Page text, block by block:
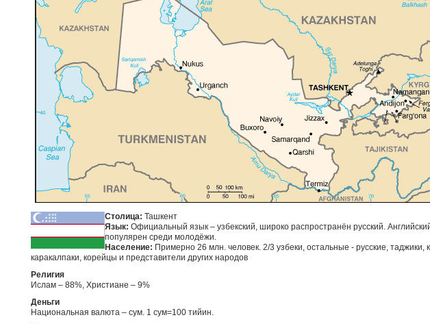
Столица: Ташкент
Язык: Официальный язык – узбекский, широко распространён русский.
популярен среди молодёжи.
Население: Примерно 26 млн. человек. 2/3 узбеки, остальные - русские, таджики,
каракалпаки, корейцы и представители других народов
Религия
Ислам – 88%, Христиане – 9%
Деньги
Национальная валюта – сум. 1 сум=100 тийин.